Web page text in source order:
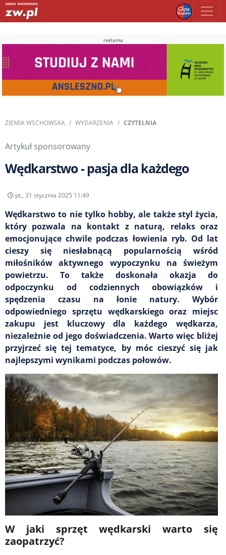
reklama
ZIEMIA WSCHOWSKA WYDARZENIA CZYTELNIA
Artykuł sponsorowany
Wędkarstwo - pasja dla każdego
pt., 31 stycznia 2025 11:49
Wędkarstwo to nie tylko hobby, ale także styl życia,
który pozwala na kontakt z naturą, relaks oraz
emocjonujące chwile podczas łowienia ryb. Od lat
cieszy się niesłabnącą popularnością wśród
miłośników aktywnego wypoczynku na świeżym
powietrzu. To także doskonała okazja do
odpoczynku od codziennych obowiązków i
spędzenia czasu na łonie natury. Wybór
odpowiedniego sprzętu wędkarskiego oraz miejsc
zakupu jest kluczowy dla każdego wędkarza,
niezależnie od jego doświadczenia. Warto więc bliżej
przyjrzeć się tej tematyce, by móc cieszyć się jak
najlepszymi wynikami podczas połowów.
W jaki sprzęt wędkarski warto się
zaopatrzyć?